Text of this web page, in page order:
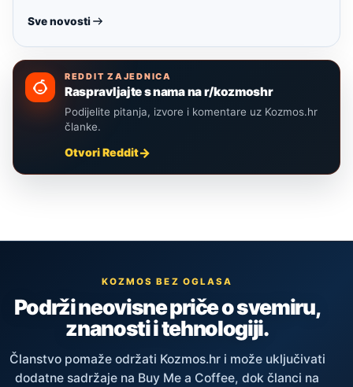
Sve novosti
REDDIT ZAJEDNICA
Raspravljajte s nama na r/kozmoshr
Podijelite pitanja, izvore i komentare uz Kozmos.hr
članke.
Otvori Reddit
KOZMOS BEZ OGLASA
Podrži neovisne priče o svemiru,
znanosti i tehnologiji.
Članstvo pomaže održati Kozmos.hr i može uključivati
dodatne sadržaje na Buy Me a Coffee, dok članci na